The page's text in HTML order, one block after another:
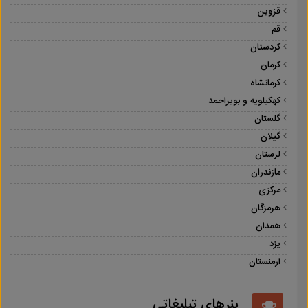
قزوین
قم
کردستان
کرمان
کرمانشاه
کهکیلویه و بویراحمد
گلستان
گیلان
لرستان
مازندران
مرکزی
هرمزگان
همدان
یزد
ارمنستان